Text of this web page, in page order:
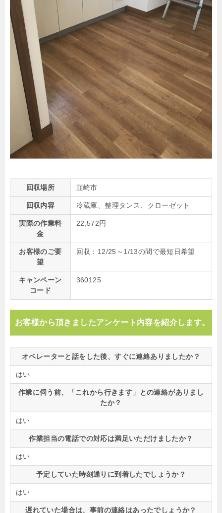
回収場所 韮崎市
回収内容 冷蔵庫、整理タンス、クローゼット
実際の作業料
金
22,572円
お客様のご要
望
回収：12/25～1/13の間で最短日希望
キャンペーン
コード
360125
お客様から頂きましたアンケート内容を紹介します。
オペレーターと話をした後、すぐに連絡ありましたか？
はい
作業に伺う前、「これから行きます」との連絡がありまし
たか？
はい
作業担当の電話での対応は満足いただけましたか？
はい
予定していた時刻通りに到着したでしょうか？
はい
遅れていた場合は、事前の連絡はあったでしょうか？